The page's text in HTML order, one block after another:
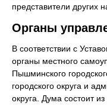
представители других
Органы
В соответствии с
органы местного
Пышминского
городского округа и
округа. Дума состоит